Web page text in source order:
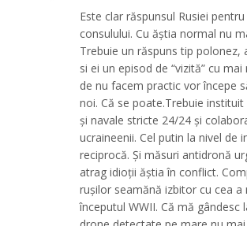
Este clar răspunsul Rusiei
consulului. Cu ăștia normal nu
Trebuie un răspuns tip polonez,
si ei un episod de “vizită” cu
de nu facem practic vor începe
noi. Că se poate.Trebuie
și navale stricte 24/24 și
ucraineenii. Cel putin la nivel de
reciprocă. Și măsuri antidronă
atrag idioții ăștia în conflict.
rușilor seamănă izbitor cu cea a
începutul WWII. Că mă gândesc